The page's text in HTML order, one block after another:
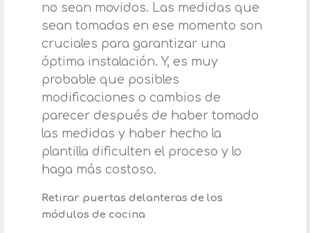
no sean movidos. Las medidas que
sean tomadas en ese momento son
cruciales para garantizar una
óptima instalación. Y, es muy
probable que posibles
modificaciones o cambios de
parecer después de haber tomado
las medidas y haber hecho la
plantilla dificulten el proceso y lo
haga más costoso.
Retirar puertas delanteras de los
módulos de cocina